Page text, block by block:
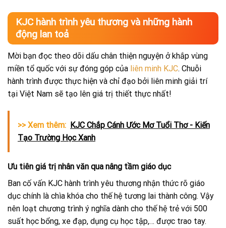
KJC hành trình yêu thương và những hành
động lan toả
Mời bạn đọc theo dõi dấu chân thiện nguyện ở khắp vùng
miền tổ quốc với sự đóng góp của liên minh KJC. Chuỗi
hành trình được thực hiện và chỉ đạo bởi liên minh giải trí
tại Việt Nam sẽ tạo lên giá trị thiết thực nhất!
>> Xem thêm: KJC Chắp Cánh Ước Mơ Tuổi Thơ - Kiến
Tạo Trường Học Xanh
Ưu tiên giá trị nhân văn qua nâng tầm giáo dục
Ban cố vấn KJC hành trình yêu thương nhận thức rõ giáo
dục chính là chìa khóa cho thế hệ tương lai thành công. Vậy
nên loạt chương trình ý nghĩa dành cho thế hệ trẻ với 500
suất học bổng, xe đạp, dụng cụ học tập,… được trao tay.